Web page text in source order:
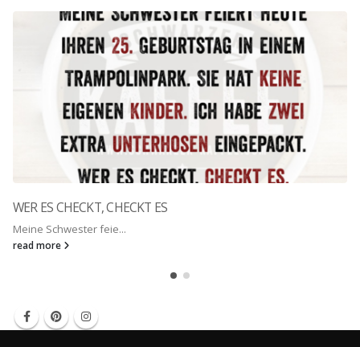
WER ES CHECKT, CHECKT ES
Meine Schwester feie...
read more